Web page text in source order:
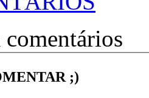
;)